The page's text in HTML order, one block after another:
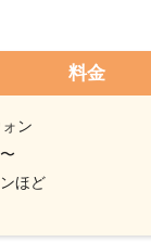
料金
ン
ほど